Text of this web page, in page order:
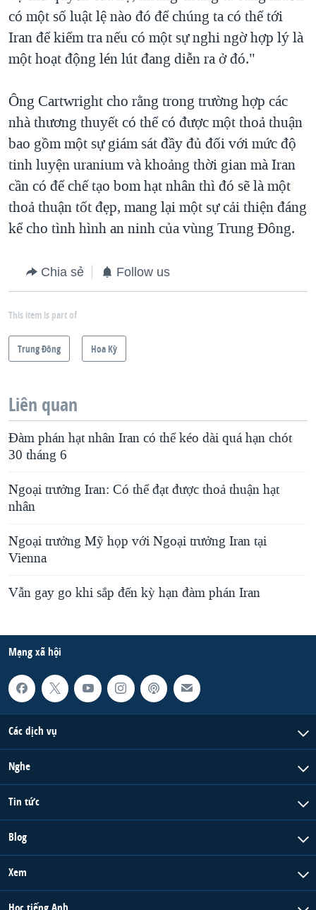
có một số luật lệ nào đó để chúng ta có thể tới
Iran để kiểm tra nếu có một sự nghi ngờ hợp lý là
một hoạt động lén lút đang diễn ra ở đó."
Ông Cartwright cho rằng trong trường hợp các
nhà thương thuyết có thể có được một thoả thuận
bao gồm một sự giám sát đầy đủ đối với mức độ
tinh luyện uranium và khoảng thời gian mà Iran
cần có để chế tạo bom hạt nhân thì đó sẽ là một
thoả thuận tốt đẹp, mang lại một sự cải thiện đáng
kể cho tình hình an ninh của vùng Trung Đông.
Chia sẻ Follow us
This item is part of
Trung Ðông Hoa Kỳ
Liên quan
Đàm phán hạt nhân Iran có thể kéo dài quá hạn chót
30 tháng 6
Ngoại trưởng Iran: Có thể đạt được thoả thuận hạt
nhân
Ngoại trưởng Mỹ họp với Ngoại trưởng Iran tại
Vienna
Vẫn gay go khi sắp đến kỳ hạn đàm phán Iran
Mạng xã hội
Các dịch vụ
Nghe
Tin tức
Blog
Xem